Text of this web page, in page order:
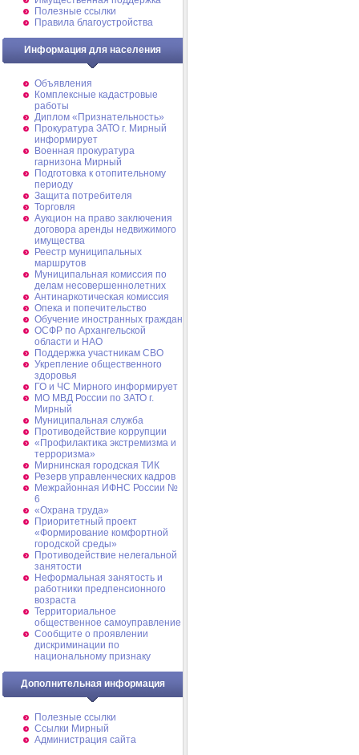
Полезные ссылки
Правила благоустройства
Информация для населения
Объявления
Комплексные кадастровые
работы
Диплом «Признательность»
Прокуратура ЗАТО г. Мирный
информирует
Военная прокуратура
гарнизона Мирный
Подготовка к отопительному
периоду
Защита потребителя
Торговля
Аукцион на право заключения
договора аренды недвижимого
имущества
Реестр муниципальных
маршрутов
Муниципальная комиссия по
делам несовершеннолетних
Антинаркотическая комиссия
Опека и попечительство
Обучение иностранных граждан
ОСФР по Архангельской
области и НАО
Поддержка участникам СВО
Укрепление общественного
здоровья
ГО и ЧС Мирного информирует
МО МВД России по ЗАТО г.
Мирный
Муниципальная cлужба
Противодействие коррупции
«Профилактика экстремизма и
терроризма»
Мирнинская городская ТИК
Резерв управленческих кадров
Межрайонная ИФНС России №
6
«Охрана труда»
Приоритетный проект
«Формирование комфортной
городской среды»
Противодействие нелегальной
занятости
Неформальная занятость и
работники предпенсионного
возраста
Территориальное
общественное самоуправление
Сообщите о проявлении
дискриминации по
национальному признаку
Дополнительная информация
Полезные ссылки
Ссылки Мирный
Администрация сайта